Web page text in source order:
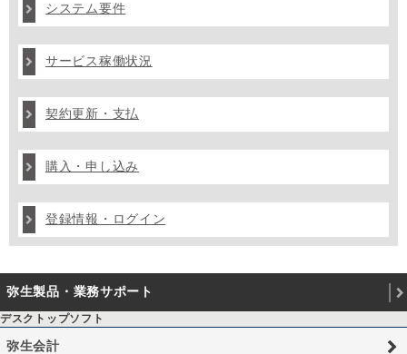
システム要件
サービス稼働状況
契約更新・支払
購入・申し込み
登録情報・ログイン
弥生製品・業務サポート
デスクトップソフト
弥生会計